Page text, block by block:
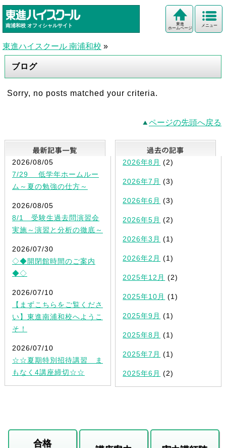
南浦和校 オフィシャルサイト メニュー
東進
ホームページ
東進ハイスクール 南浦和校 »
ブログ
Sorry, no posts matched your criteria.
ページの先頭へ戻る
最新記事一覧
2026/08/05
7/29 低学年ホームルー
ム～夏の勉強の仕方～
2026/08/05
8/1 受験生過去問演習会
実施～演習と分析の徹底～
2026/07/30
◇◆開閉館時間のご案内
◆◇
2026/07/10
【まずこちらをご覧くださ
い】東進南浦和校へようこ
そ！
2026/07/10
☆☆夏期特別招待講習 ま
もなく4講座締切☆☆
2026年8月 (2)
2026年7月 (3)
2026年6月 (3)
2026年5月 (2)
2026年3月 (1)
2026年2月 (1)
2025年12月 (2)
2025年10月 (1)
2025年9月 (1)
2025年8月 (1)
2025年7月 (1)
2025年6月 (2)
合格